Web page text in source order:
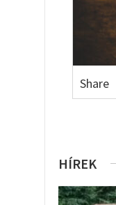
Share
HÍREK